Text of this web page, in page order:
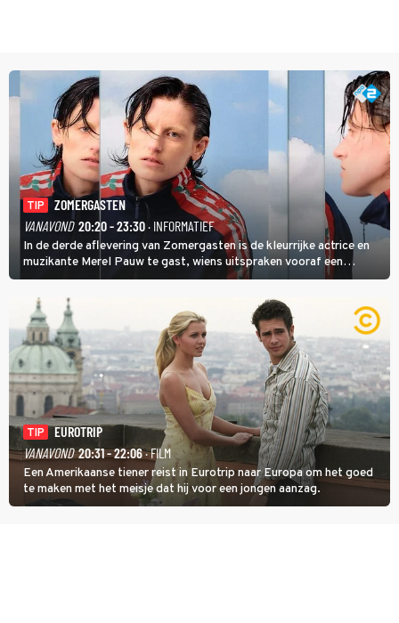
TIP
ZOMERGASTEN
VANAVOND 20:20 - 23:30· INFORMATIEF
In de derde aflevering van Zomergasten is de kleurrijke actrice en
muzikante Merel Pauw te gast, wiens uitspraken vooraf een
boeiende avond beloven: 'Mijn ideale televisieavond is zoals mijn
identiteit: grenzeloos, absurd en vol angsten'.
TIP
EUROTRIP
VANAVOND 20:31 - 22:06· FILM
Een Amerikaanse tiener reist in Eurotrip naar Europa om het goed
te maken met het meisje dat hij voor een jongen aanzag.